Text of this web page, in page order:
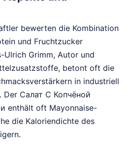
bewerten die Kombination
und Fruchtzucker
Grimm, Autor und
betont oft die
in industriell
Салат С Копчёной
enthält oft Mayonnaise-
die Kaloriendichte des